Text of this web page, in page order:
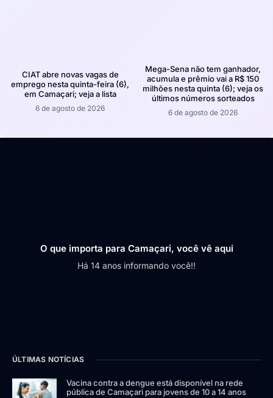
CIAT abre novas vagas de
emprego nesta quinta-feira (6),
em Camaçari; veja a lista
6 de agosto de 2026
Mega-Sena não tem ganhador,
acumula e prêmio vai a R$ 150
milhões nesta quinta (6); veja os
últimos números sorteados
6 de agosto de 2026
O que importa para Camaçari, você vê aqui
Há 14 anos informando você!!
ÚLTIMAS NOTÍCIAS
Vacina contra a dengue está disponível na rede
pública de Camaçari para jovens de 10 a 14 anos